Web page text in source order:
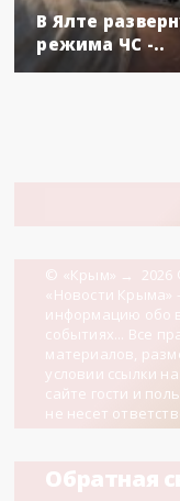
В Ялте
режима ЧС -..
© «Крым» → 2026
«Новости
информацию обо
событиях... Все
материалов,
условии ссылки
сайте гости и
не несет
Обратная